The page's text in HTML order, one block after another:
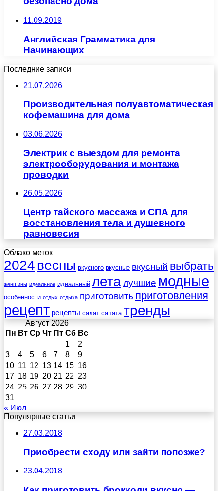
11.09.2019
Английская Грамматика для
Начинающих
Последние записи
21.07.2026
Производительная полуавтоматическая
кофемашина для дома
03.06.2026
Электрик с выездом для ремонта
электрооборудования и монтажа
проводки
26.05.2026
Центр тайского массажа и СПА для
восстановления тела и душевного
равновесия
Облако меток
2024 весны вкусного вкусные вкусный выбрать
женщины идеальное идеальный леталучшие модные
особенности отдых отдыха приготовить приготовления
рецепт рецепты салат салата тренды
Август 2026
Пн Вт Ср Чт Пт Сб Вс
1
2
3
4 5 6 7 8
9
10 11 12 13 14 15 16
17 18 19 20 21 22 23
24 25 26 27 28 29 30
31
« Июл
Популярные статьи
27.03.2018
Приобрести сходу или зайти попозже?
23.04.2018